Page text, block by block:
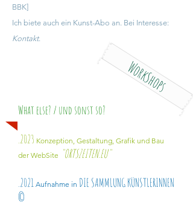
BBK]
Ich biete auch ein Kunst-Abo an. Bei Interesse:
Kontakt.
WorkShops
What else? / und sonst so?
.2023 Konzeption, Gestaltung, Grafik und Bau
der WebSite "ORTSZEITEN.EU"
.2021 Aufnahme in DIE SAMMLUNG KÜNSTLERINNEN
©